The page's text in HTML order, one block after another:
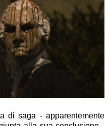
di saga - apparentemente